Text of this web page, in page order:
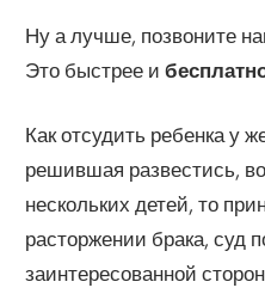
Ну а лучше, позвоните
Это быстрее и
Как отсудить ребенка у
решившая развестись,
нескольких детей, то
расторжении брака, суд
заинтересованной